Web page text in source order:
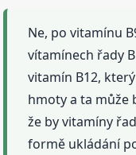
Ne, po vitamínu
vítamínech řady
vitamín B12,
hmoty a ta může
že by vitamíny
formě ukládání